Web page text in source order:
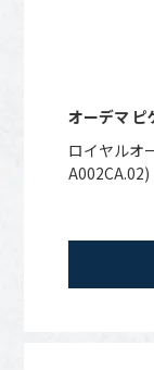
オーデマ ピ
ロイヤルオ
A002CA.02)